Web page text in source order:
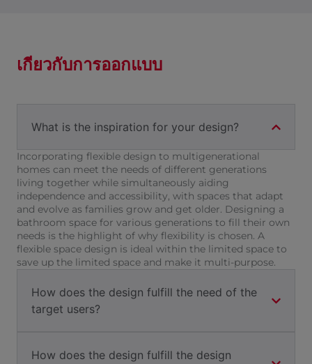
เกี่ยวกับการออกแบบ
What is the inspiration for your design?
Incorporating flexible design to multigenerational
homes can meet the needs of different generations
living together while simultaneously aiding
independence and accessibility, with spaces that adapt
and evolve as families grow and get older. Designing a
bathroom space for various generations to fill their own
needs is the highlight of why flexibility is chosen. A
flexible space design is ideal within the limited space to
save up the limited space and make it multi-purpose.
How does the design fulfill the need of the
target users?
How does the design fulfill the design